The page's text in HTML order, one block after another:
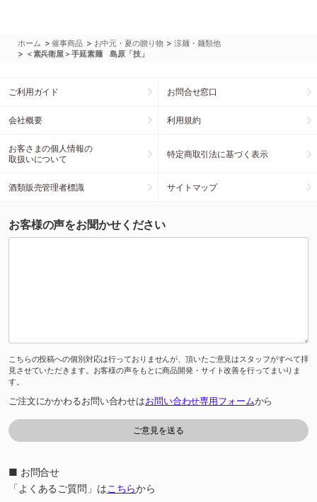
ホーム >催事商品 > お中元・夏の贈り物 >涼麺・麺類他
> ＜素兵衛屋＞手延素麺 島原「技」
ご利用ガイド お問合せ窓口
会社概要 利用規約
お客さまの個人情報の
取扱いについて
特定商取引法に基づく表示
酒類販売管理者標識 サイトマップ
お客様の声をお聞かせください
こちらの投稿への個別対応は行っておりませんが、頂いたご意見はスタッフがすべて拝
見させていただきます。お客様の声をもとに商品開発・サイト改善を行ってまいりま
す。
ご注文にかかわるお問い合わせはお問い合わせ専用フォームから
■ お問合せ
「よくあるご質問」はこちらから